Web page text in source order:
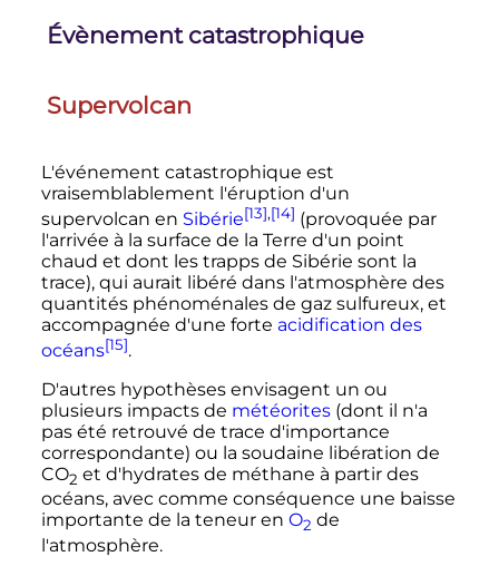
Évènement catastrophique
Supervolcan
L'événement catastrophique est
vraisemblablement l'éruption d'un
supervolcan en Sibérie[13],[14] (provoquée par
l'arrivée à la surface de la Terre d'un point
chaud et dont les trapps de Sibérie sont la
trace), qui aurait libéré dans l'atmosphère des
quantités phénoménales de gaz sulfureux, et
accompagnée d'une forte acidification des
océans[15].
D'autres hypothèses envisagent un ou
plusieurs impacts de météorites(dont il n'a
pas été retrouvé de trace d'importance
correspondante) ou la soudaine libération de
CO2 et d'hydrates de méthane à partir des
océans, avec comme conséquence une baisse
importante de la teneur en O2 de
l'atmosphère.